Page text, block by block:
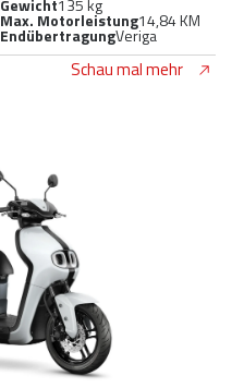
Gewicht135 kg
Max. Motorleistung14,84 KM
EndübertragungVeriga
Schau mal mehr